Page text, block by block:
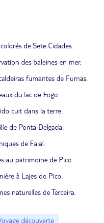
de Sete Cidades.
des baleines en mer.
fumantes de Furnas.
du lac de Fogo.
cuit dans la terre.
de Ponta Delgada.
de Faial.
au patrimoine de Pico.
à Lajes do Pico.
naturelles de Terceira.
découverte